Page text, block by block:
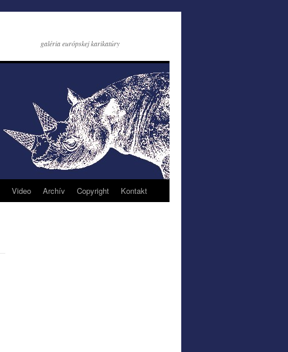
galéria európskej karikatúry
Video Archív Copyright Kontakt